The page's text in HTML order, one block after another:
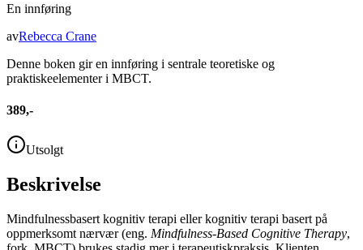
En innføring
avRebecca Crane
Denne boken gir en innføring i sentrale teoretiske og
praktiskeelementer i MBCT.
389,-
Utsolgt
Beskrivelse
Mindfulnessbasert kognitiv terapi eller kognitiv terapi basert på
oppmerksomt nærvær (eng. Mindfulness-Based Cognitive Therapy,